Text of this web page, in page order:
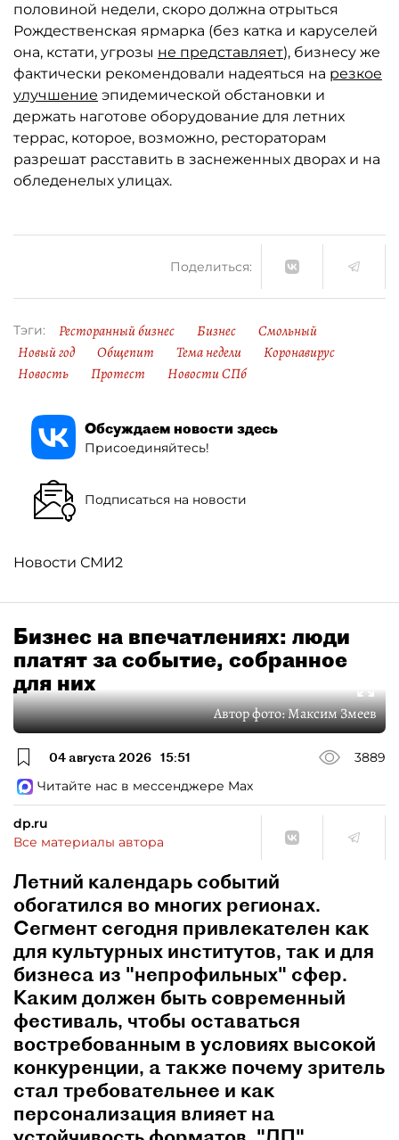
половиной недели, скоро должна отрыться
Рождественская ярмарка (без катка и каруселей
она, кстати, угрозы не представляет), бизнесу же
фактически рекомендовали надеяться на резкое
улучшение эпидемической обстановки и
держать наготове оборудование для летних
террас, которое, возможно, рестораторам
разрешат расставить в заснеженных дворах и на
обледенелых улицах.
Поделиться:
Тэги: Ресторанный бизнес Бизнес
Смольный
Новый год
Общепит Тема недели
Коронавирус
Новость
Протест Новости СПб
Обсуждаем новости здесь
Присоединяйтесь!
Подписаться на новости
Новости СМИ2
Бизнес на впечатлениях: люди
платят за событие, собранное
для них
Автор фото:Максим Змеев
04 августа 2026 15:51
3889
Читайте нас в мессенджере Max
dp.ru
Все материалы автора
Летний календарь событий
обогатился во многих регионах.
Сегмент сегодня привлекателен как
для культурных институтов, так и для
бизнеса из "непрофильных" сфер.
Каким должен быть современный
фестиваль, чтобы оставаться
востребованным в условиях высокой
конкуренции, а также почему зритель
стал требовательнее и как
персонализация влияет на